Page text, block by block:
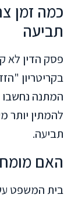
כמה זמן
תביעה
פסק הדין לא
בקריטריון
המתנה נחשבו
להמתין יותר
תביעה.
האם
בית המשפט